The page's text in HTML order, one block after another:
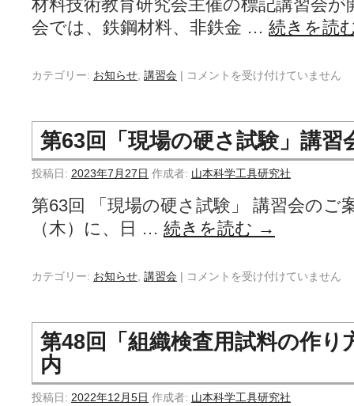
材料技術教育研究会主催の標記講習会
会では、鉄鋼材料、非鉄金 … 続きを読
カテゴリー: お知らせ 講習会 | コメントを受け付けていません
第63回「現場の硬さ試験」講習
投稿日: 2023年7月27日 作成者: 山本科学工具研究社
第63回 「現場の硬さ試験」 講習会のご
（木）に、日 … 続きを読む →
カテゴリー: お知らせ 講習会 | コメントを受け付けていません
第48回「組織検査用試料の作り
内
投稿日: 2022年12月5日 作成者: 山本科学工具研究社